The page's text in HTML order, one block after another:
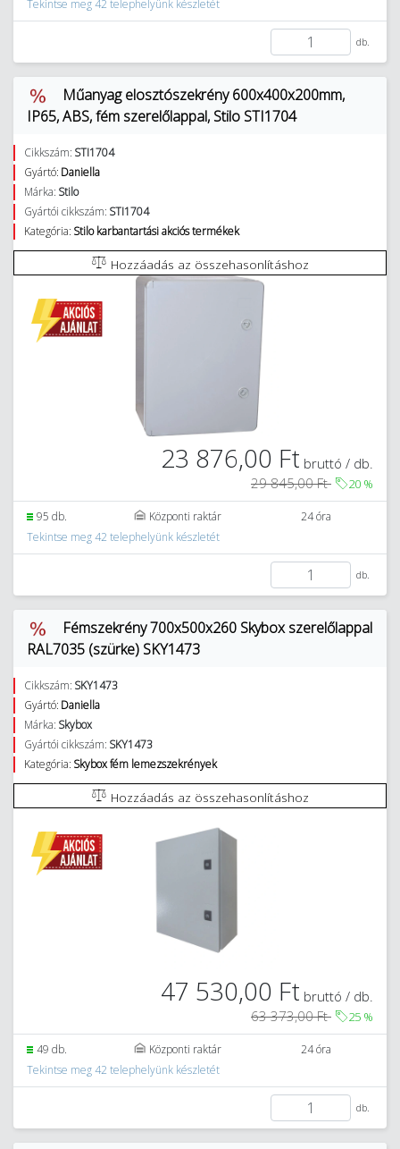
Tekintse meg 42 telephelyünk készletét
db.
Műanyag elosztószekrény 600x400x200mm,
IP65, ABS, fém szerelőlappal, Stilo STI1704
Cikkszám: STI1704
Gyártó: Daniella
Márka: Stilo
Gyártói cikkszám: STI1704
Kategória: Stilo karbantartási akciós termékek
Hozzáadás az összehasonlításhoz
23 876,00 Ft bruttó / db.
29 845,00 Ft
20 %
95 db. Központi raktár
24 óra
Tekintse meg 42 telephelyünk készletét
db.
Fémszekrény 700x500x260 Skybox szerelőlappal
RAL7035 (szürke) SKY1473
Cikkszám: SKY1473
Gyártó: Daniella
Márka: Skybox
Gyártói cikkszám: SKY1473
Kategória: Skybox fém lemezszekrények
Hozzáadás az összehasonlításhoz
47 530,00 Ft bruttó / db.
63 373,00 Ft
25 %
49 db. Központi raktár
24 óra
Tekintse meg 42 telephelyünk készletét
db.